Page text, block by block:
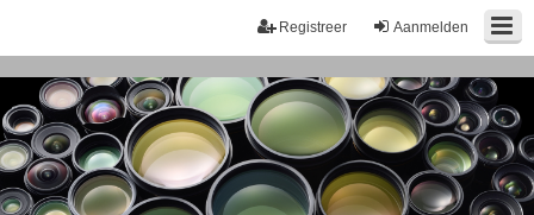
Aanmelden
Registreer